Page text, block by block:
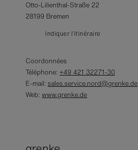
Otto-Lilienthal-Straße 22
28199 Bremen
Indiquer l’itinéraire
Coordonnées
Téléphone:+49 421 32271-30
E-mail: sales.service.nord@grenke.de
Web:www.grenke.de